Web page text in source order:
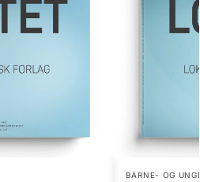
BARNE- OG